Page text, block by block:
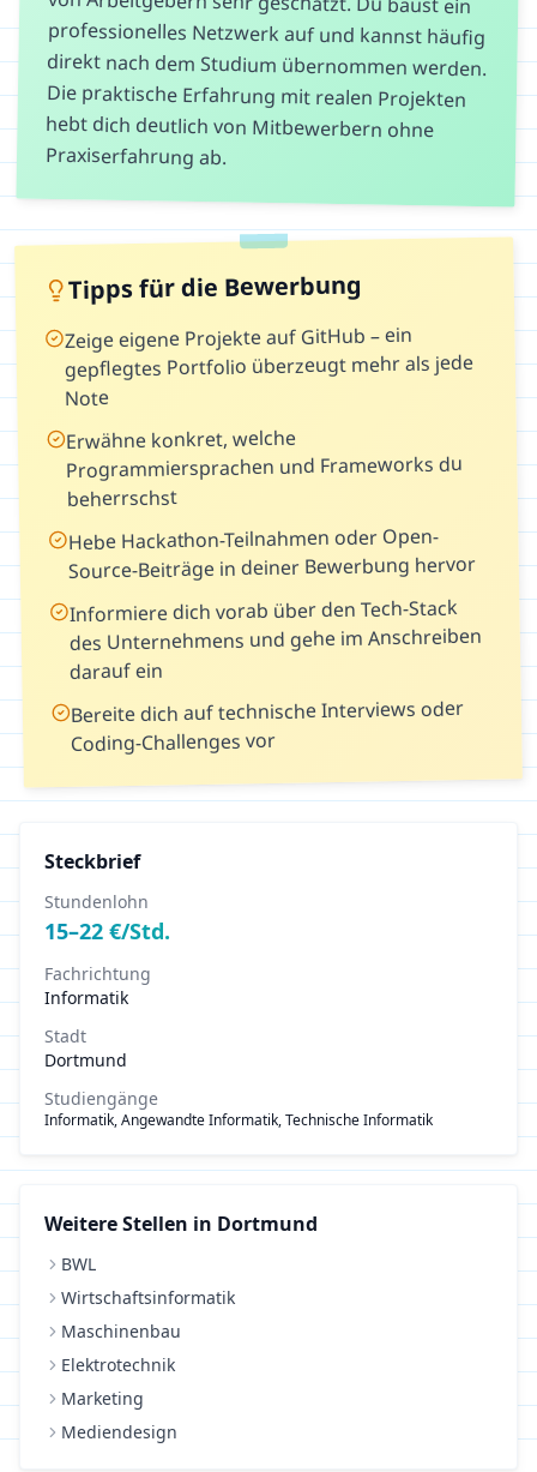
Praxiserfahrung ab.
Tipps für die Bewerbung
Zeige eigene Projekte auf GitHub – ein
gepflegtes Portfolio überzeugt mehr als jede
Note
Erwähne konkret, welche
Programmiersprachen und Frameworks du
beherrschst
Hebe Hackathon-Teilnahmen oder Open-
Source-Beiträge in deiner Bewerbung hervor
Informiere dich vorab über den Tech-Stack
des Unternehmens und gehe im Anschreiben
darauf ein
Bereite dich auf technische Interviews oder
Coding-Challenges vor
Steckbrief
Stundenlohn
15–22 €/Std.
Fachrichtung
Informatik
Stadt
Dortmund
Studiengänge
Informatik, Angewandte Informatik, Technische Informatik
Weitere Stellen in Dortmund
BWL
Wirtschaftsinformatik
Maschinenbau
Elektrotechnik
Marketing
Mediendesign